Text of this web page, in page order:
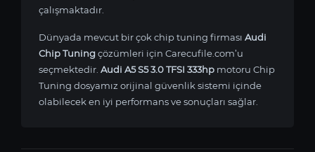
çalışmaktadır.
Dünyada mevcut bir çok chip tuning firması Audi
Chip Tuningçözümleri için Carecufile.com’u
seçmektedir. Audi A5 S5 3.0 TFSI 333hp motoru Chip
Tuning dosyamız orijinal güvenlik sistemi içinde
olabilecek en iyi performans ve sonuçları sağlar.